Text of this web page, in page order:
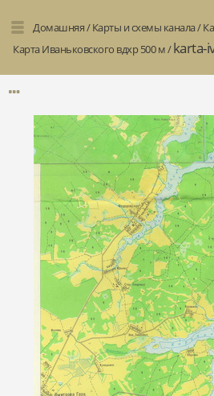
Домашняя/Карты и схемы канала/
Карта Иваньковского вдхр 500 м/karta-